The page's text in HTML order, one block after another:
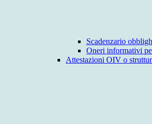
Scadenzario
Oneri informativi
Attestazioni OIV o